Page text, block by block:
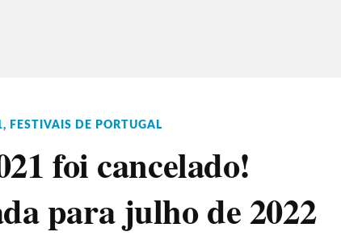
, FESTIVAIS DE PORTUGAL
foi cancelado!
para julho de 2022